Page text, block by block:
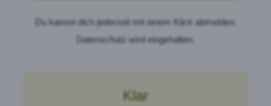
Du kannst dich jederzeit mit einem Klick abmelden.
Datenschutz wird eingehalten.
Klar